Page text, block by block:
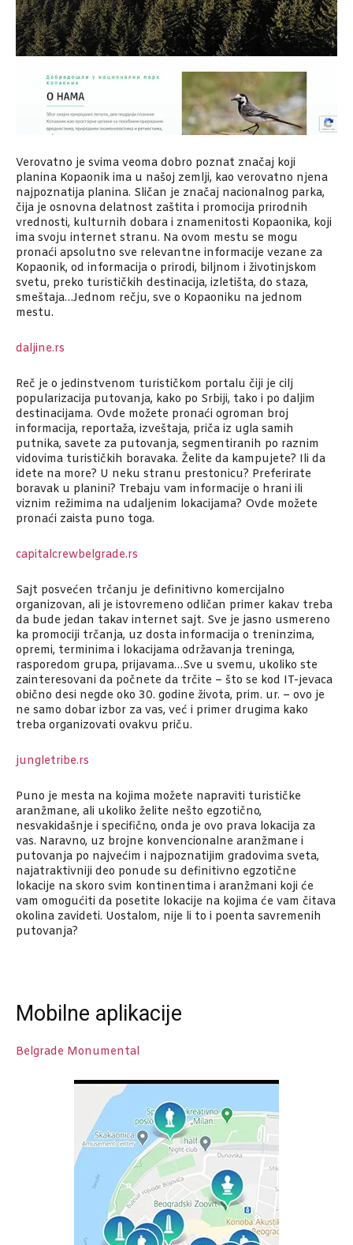
Verovatno je svima veoma dobro poznat značaj koji
planina Kopaonik ima u našoj zemlji, kao verovatno njena
najpoznatija planina. Sličan je značaj nacionalnog parka,
čija je osnovna delatnost zaštita i promocija prirodnih
vrednosti, kulturnih dobara i znamenitosti Kopaonika, koji
ima svoju internet stranu. Na ovom mestu se mogu
pronaći apsolutno sve relevantne informacije vezane za
Kopaonik, od informacija o prirodi, biljnom i životinjskom
svetu, preko turističkih destinacija, izletišta, do staza,
smeštaja…Jednom rečju, sve o Kopaoniku na jednom
mestu.
daljine.rs
Reč je o jedinstvenom turističkom portalu čiji je cilj
popularizacija putovanja, kako po Srbiji, tako i po daljim
destinacijama. Ovde možete pronaći ogroman broj
informacija, reportaža, izveštaja, priča iz ugla samih
putnika, savete za putovanja, segmentiranih po raznim
vidovima turističkih boravaka. Želite da kampujete? Ili da
idete na more? U neku stranu prestonicu? Preferirate
boravak u planini? Trebaju vam informacije o hrani ili
viznim režimima na udaljenim lokacijama? Ovde možete
pronaći zaista puno toga.
capitalcrewbelgrade.rs
Sajt posvećen trčanju je definitivno komercijalno
organizovan, ali je istovremeno odličan primer kakav treba
da bude jedan takav internet sajt. Sve je jasno usmereno
ka promociji trčanja, uz dosta informacija o treninzima,
opremi, terminima i lokacijama održavanja treninga,
rasporedom grupa, prijavama…Sve u svemu, ukoliko ste
zainteresovani da počnete da trčite – što se kod IT-jevaca
obično desi negde oko 30. godine života, prim. ur. – ovo je
ne samo dobar izbor za vas, već i primer drugima kako
treba organizovati ovakvu priču.
jungletribe.rs
Puno je mesta na kojima možete napraviti turističke
aranžmane, ali ukoliko želite nešto egzotično,
nesvakidašnje i specifično, onda je ovo prava lokacija za
vas. Naravno, uz brojne konvencionalne aranžmane i
putovanja po najvećim i najpoznatijim gradovima sveta,
najatraktivniji deo ponude su definitivno egzotične
lokacije na skoro svim kontinentima i aranžmani koji će
vam omogućiti da posetite lokacije na kojima će vam čitava
okolina zavideti. Uostalom, nije li to i poenta savremenih
putovanja?
Mobilne aplikacije
Belgrade Monumental